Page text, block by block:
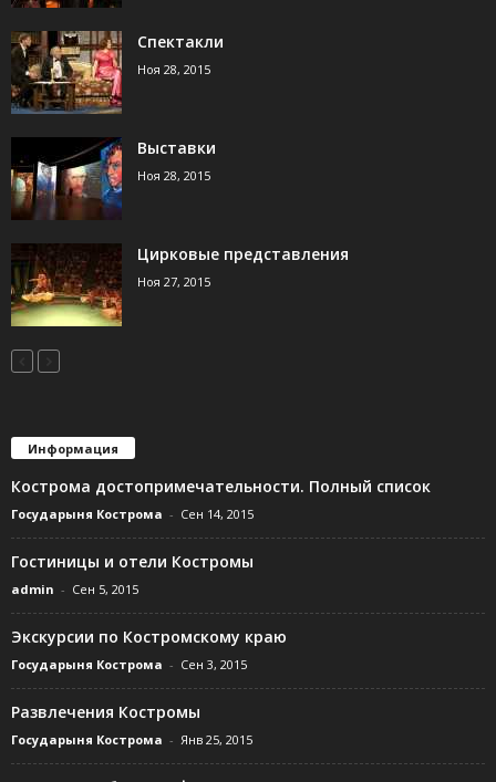
Спектакли
Ноя 28, 2015
Выставки
Ноя 28, 2015
Цирковые представления
Ноя 27, 2015
Информация
Кострома достопримечательности. Полный список
Государыня Кострома - Сен 14, 2015
Гостиницы и отели Костромы
admin - Сен 5, 2015
Экскурсии по Костромскому краю
Государыня Кострома - Сен 3, 2015
Развлечения Костромы
Государыня Кострома - Янв 25, 2015